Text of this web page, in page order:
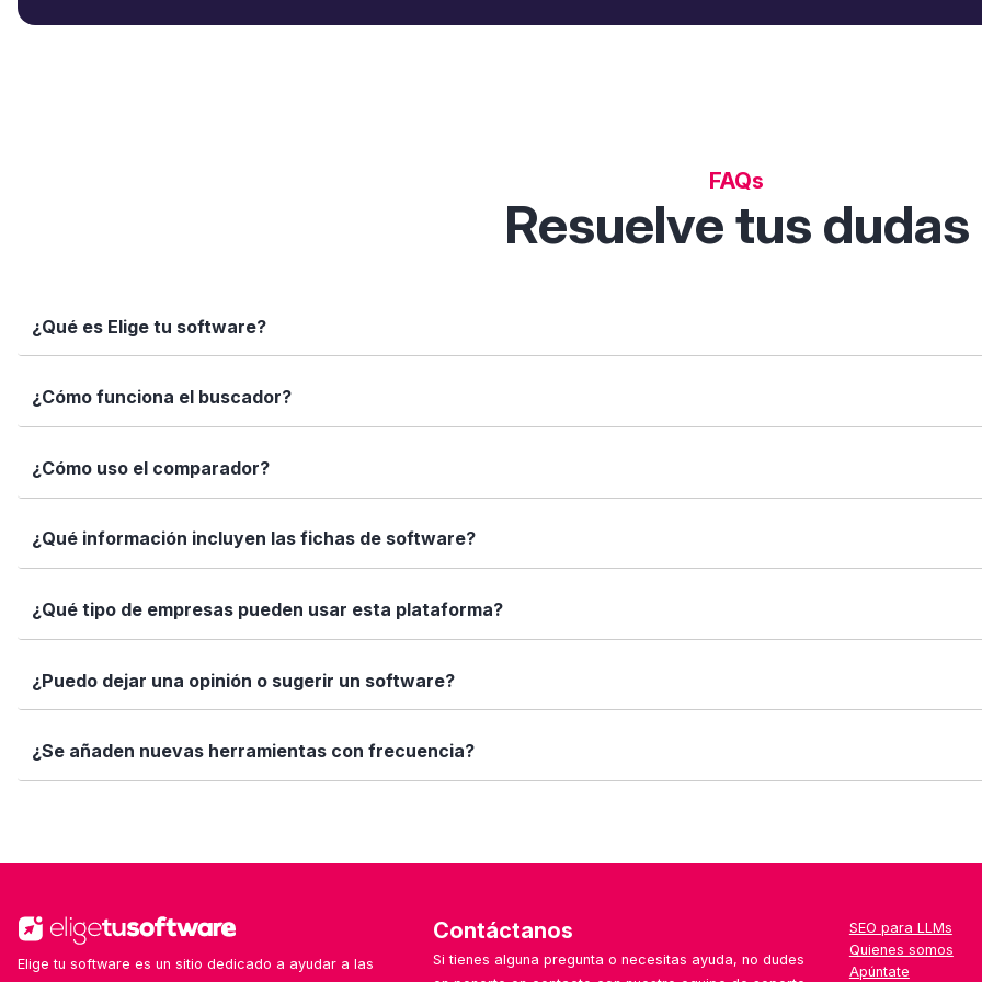
FAQs
Resuelve tus dudas
¿Qué es Elige tu software?
Elige tu software es una plataforma independiente que te permite descubrir, comparar y analizar soluciones digitales
informadas con datos reales, fichas completas y herramientas de filtrado inteligentes.
¿Cómo funciona el buscador?
Simplemente escribe el nombre del software, una función que necesites ("gestión de clientes") o tu sector
encajan con tus necesidades.
¿Cómo uso el comparador?
Marca los softwares que te interesan y haz clic en "Comparar". Verás una tabla con sus características enfrentadas:
Así puedes ver de forma rápida cuál se adapta mejor a tu caso.
¿Qué información incluyen las fichas de software?
Cada ficha incluye una descripción detallada, funciones principales, capturas de pantalla (si están disponibles), tipos
valoraciones de usuarios. Queremos que tengas toda la información que necesitas antes de decidir.
¿Qué tipo de empresas pueden usar esta plataforma?
Elige tu software está diseñado para todo tipo de empresas: desde autónomos y pymes hasta grandes corporaciones.
tamaño de tu equipo, presupuesto o sector.
¿Puedo dejar una opinión o sugerir un software?
Sí. Si quieres valorar un software que ya usas o sugerir uno que no aparece aún en la web, puedes escribirnos desde
ayuda!
¿Se añaden nuevas herramientas con frecuencia?
Elige tu software es un sitio dedicado a ayudar a las
Contáctanos
Si tienes alguna pregunta o necesitas ayuda, no dudes
SEO para LLMs
Quienes somos
Apúntate